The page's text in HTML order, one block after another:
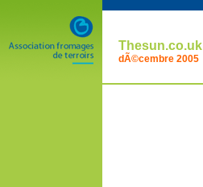
Thesun.co.uk
dÃ©cembre 2005